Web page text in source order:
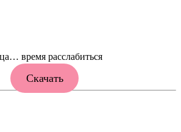
время расслабиться
Скачать